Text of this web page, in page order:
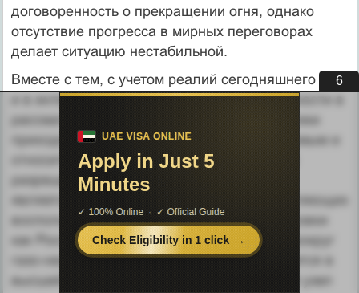
договоренность о прекращении огня, однако
отсутствие прогресса в мирных переговорах
делает ситуацию нестабильной.
Вместе с тем, с учетом реалий сегодняшнего дня
и в интересах снижения уровня напряженности в
рассматриваемом регионе, многие аналитики
приходят к выводу, что наиболее приемлемым и
относительно безболезненным вариантом
разрешения проблемы каспийской нефти
является осуществление проектов, позволяющих
воспользоваться плодами ее транспортировки
как России, так и Турции. Таким образом, вокруг
газо-нефтяных богатств Каспия завязывается в
высшей степени сложный многосторонний узел
5